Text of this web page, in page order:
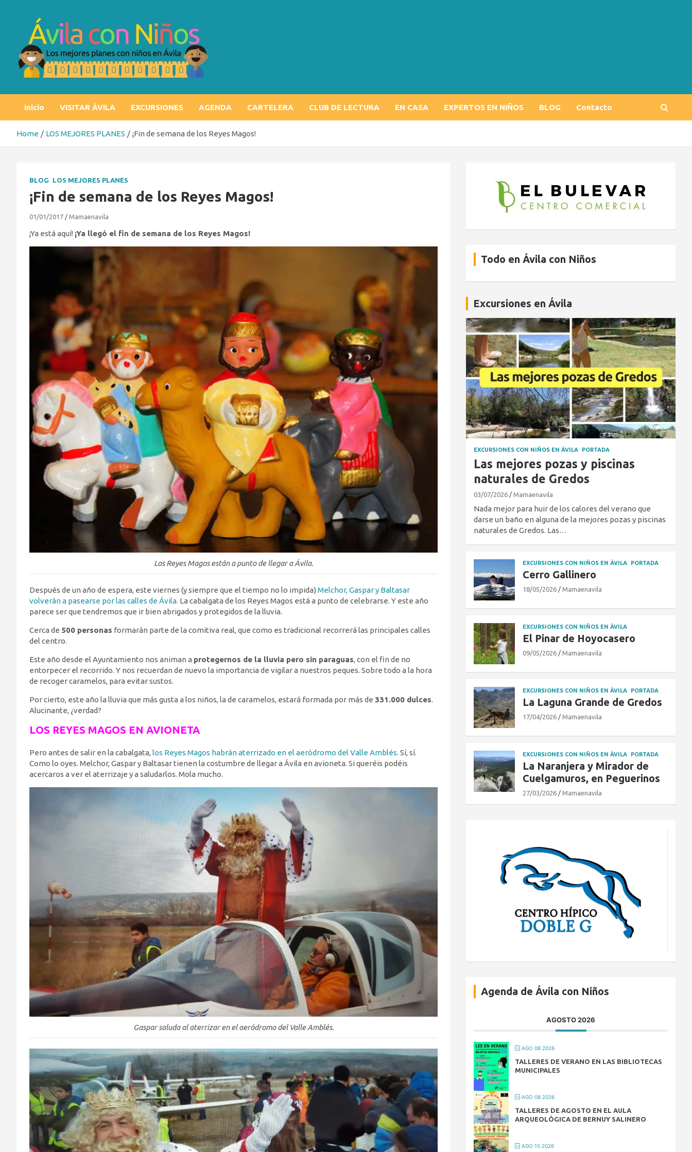
Inicio VISITAR ÁVILA EXCURSIONES AGENDA CARTELERA CLUB DE LECTURA EN CASA EXPERTOS EN NIÑOS BLOG Contacto
Home LOS MEJORES PLANES ¡Fin de semana de los Reyes Magos!
BLOG LOS MEJORES PLANES
¡Fin de semana de los Reyes Magos!
01/01/2017 Mamaenavila
¡Ya está aquí! ¡Ya llegó el fin de semana de los Reyes Magos!
Los Reyes Magos están a punto de llegar a Ávila.
Después de un año de espera, este viernes (y siempre que el tiempo no lo impida) Melchor, Gaspar y Baltasar
volverán a pasearse por las calles de Ávila. La cabalgata de los Reyes Magos está a punto de celebrarse. Y este año
parece ser que tendremos que ir bien abrigados y protegidos de la lluvia.
Cerca de 500 personas formarán parte de la comitiva real, que como es tradicional recorrerá las principales calles
del centro.
Este año desde el Ayuntamiento nos animan a protegernos de la lluvia pero sin paraguas, con el fin de no
entorpecer el recorrido. Y nos recuerdan de nuevo la importancia de vigilar a nuestros peques. Sobre todo a la hora
de recoger caramelos, para evitar sustos.
Por cierto, este año la lluvia que más gusta a los niños, la de caramelos, estará formada por más de 331.000 dulces.
Alucinante, ¿verdad?
LOS REYES MAGOS EN AVIONETA
Pero antes de salir en la cabalgata, los Reyes Magos habrán aterrizado en el aeródromo del Valle Amblés. Sí, sí.
Como lo oyes. Melchor, Gaspar y Baltasar tienen la costumbre de llegar a Ávila en avioneta. Si queréis podéis
acercaros a ver el aterrizaje y a saludarlos. Mola mucho.
Gaspar saluda al aterrizar en el aeródromo del Valle Amblés.
Todo en Ávila con Niños
Excursiones en Ávila
EXCURSIONES CON NIÑOS EN ÁVILA PORTADA
Las mejores pozas y piscinas
naturales de Gredos
03/07/2026 Mamaenavila
Nada mejor para huir de los calores del verano que
darse un baño en alguna de la mejores pozas y piscinas
naturales de Gredos. Las…
EXCURSIONES CON NIÑOS EN ÁVILA PORTADA
Cerro Gallinero
18/05/2026 Mamaenavila
EXCURSIONES CON NIÑOS EN ÁVILA
El Pinar de Hoyocasero
09/05/2026 Mamaenavila
EXCURSIONES CON NIÑOS EN ÁVILA PORTADA
La Laguna Grande de Gredos
17/04/2026 Mamaenavila
EXCURSIONES CON NIÑOS EN ÁVILA PORTADA
La Naranjera y Mirador de
Cuelgamuros, en Peguerinos
27/03/2026 Mamaenavila
Agenda de Ávila con Niños
AGOSTO 2026
AGO 08 2026
TALLERES DE VERANO EN LAS BIBLIOTECAS
MUNICIPALES
AGO 08 2026
TALLERES DE AGOSTO EN EL AULA
ARQUEOLÓGICA DE BERNUY SALINERO
AGO 10 2026